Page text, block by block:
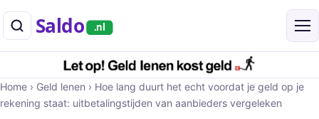
Saldo .nl
Home › Geld lenen › Hoe lang duurt het echt voordat je geld op je
rekening staat: uitbetalingstijden van aanbieders vergeleken